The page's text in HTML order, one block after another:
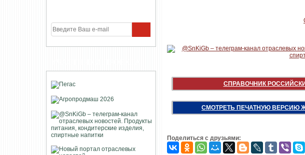
СПРАВОЧНИК
СМОТРЕТЬ ПЕЧАТНУЮ ВЕРСИЮ
Поделиться с друзьями: